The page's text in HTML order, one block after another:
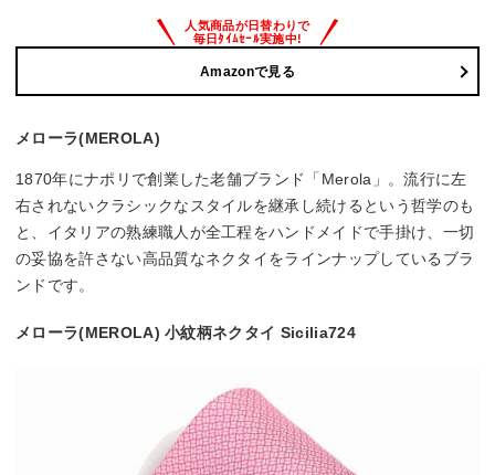
Amazonで見る
メローラ(MEROLA)
1870年にナポリで創業した老舗ブランド「Merola」。流行に左
右されないクラシックなスタイルを継承し続けるという哲学のも
と、イタリアの熟練職人が全工程をハンドメイドで手掛け、一切
の妥協を許さない高品質なネクタイをラインナップしているブラ
ンドです。
メローラ(MEROLA) 小紋柄ネクタイ Sicilia724